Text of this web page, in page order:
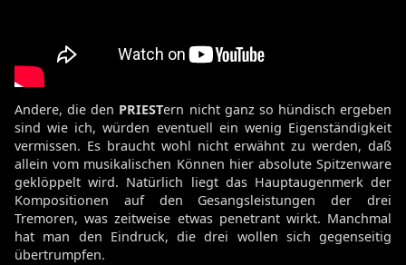
Andere, die den PRIESTern nicht ganz so hündisch ergeben
sind wie ich, würden eventuell ein wenig Eigenständigkeit
vermissen. Es braucht wohl nicht erwähnt zu werden, daß
allein vom musikalischen Können hier absolute Spitzenware
geklöppelt wird. Natürlich liegt das Hauptaugenmerk der
Kompositionen auf den Gesangsleistungen der drei
Tremoren, was zeitweise etwas penetrant wirkt. Manchmal
hat man den Eindruck, die drei wollen sich gegenseitig
übertrumpfen.